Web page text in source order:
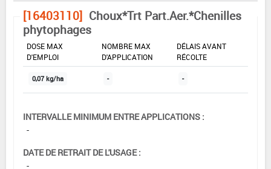
[16403110] Choux*Trt Part.Aer.*Chenilles
phytophages
DOSE MAX
D'EMPLOI
NOMBRE MAX
D'APPLICATION
DÉLAIS AVANT
RÉCOLTE
0,07 kg/ha - -
INTERVALLE MINIMUM ENTRE APPLICATIONS :
-
DATE DE RETRAIT DE L'USAGE :
-